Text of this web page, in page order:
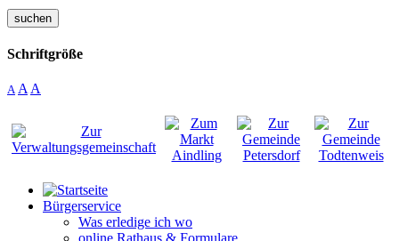
suchen
Schriftgröße
A A A
Bürgerservice
Was erledige ich wo
online Rathaus & Formulare